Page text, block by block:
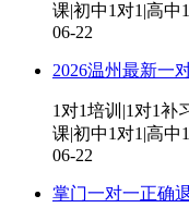
课|初中1对1|高中
06-22
2026温州最新一
1对1培训|1对1补
课|初中1对1|高中
06-22
掌门一对一正确